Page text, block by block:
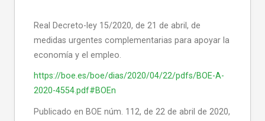
Real Decreto-ley 15/2020, de 21 de abril, de
medidas urgentes complementarias para apoyar la
economía y el empleo.
https://boe.es/boe/dias/2020/04/22/pdfs/BOE-A-
2020-4554.pdf#BOEn
Publicado en BOE núm. 112, de 22 de abril de 2020,